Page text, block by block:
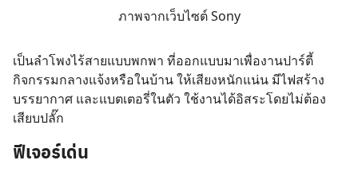
ภาพจากเว็บไซต์ Sony
เป็นลำโพงไร้สายแบบพกพา ที่ออกแบบมาเพื่องานปาร์ตี้
กิจกรรมกลางแจ้งหรือในบ้าน ให้เสียงหนักแน่น มีไฟสร้าง
บรรยากาศ และแบตเตอรี่ในตัว ใช้งานได้อิสระโดยไม่ต้อง
เสียบปลั๊ก
ฟีเจอร์เด่น